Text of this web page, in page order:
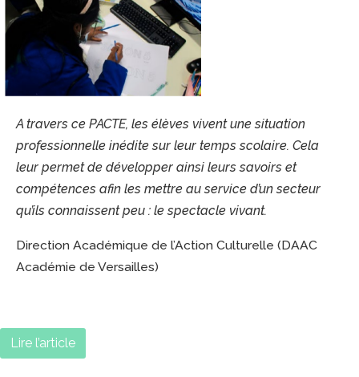
A travers ce PACTE, les élèves vivent une situation
professionnelle inédite sur leur temps scolaire. Cela
leur permet de développer ainsi leurs savoirs et
compétences afin les mettre au service d’un secteur
qu’ils connaissent peu : le spectacle vivant.
Direction Académique de l’Action Culturelle (DAAC
Académie de Versailles)
Lire l’article